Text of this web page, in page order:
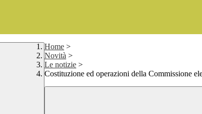
Home >
Novità >
Le notizie >
Costituzione ed operazioni della Commissione